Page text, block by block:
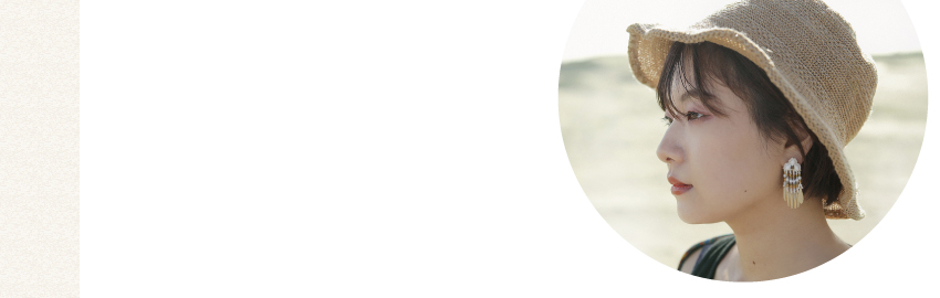
GALLERY SCENA
浮世絵ぎゃらりい秋華洞